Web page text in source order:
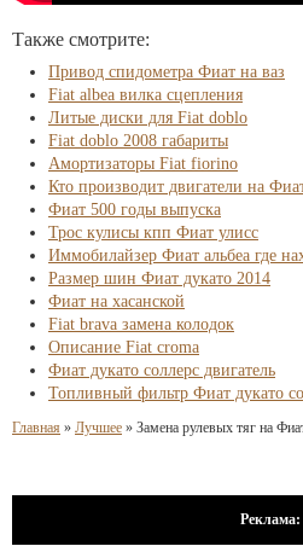
Также смотрите:
Привод спидометра Фиат на ваз
Fiat albea вилка сцепления
Литые диски для Fiat doblo
Fiat doblo 2008 габариты
Амортизаторы Fiat fiorino
Кто производит двигатели на
Фиат 500 годы выпуска
Трос кулисы кпп Фиат улисс
Иммобилайзер Фиат альбеа где
Размер шин Фиат дукато 2014
Фиат на хасанской
Fiat brava замена колодок
Описание Fiat croma
Фиат дукато соллерс двигатель
Топливный фильтр Фиат дукато
Главная » Лучшее » Замена рулевых тяг на
Реклама: